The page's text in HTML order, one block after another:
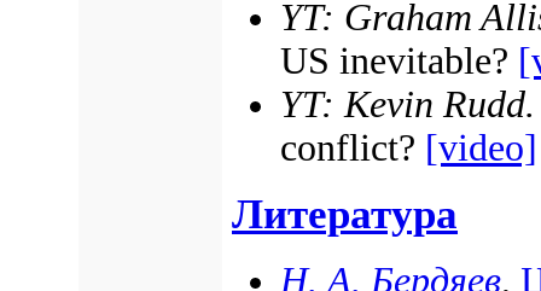
YT: Graham
US inevitable?
YT: Kevin Rudd.
conflict? [video]
Литература
Н. А. Бердяев,